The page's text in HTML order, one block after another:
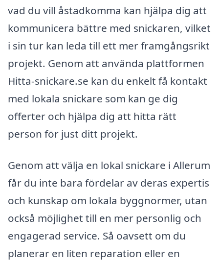
vad du vill åstadkomma kan hjälpa dig att
kommunicera bättre med snickaren, vilket
i sin tur kan leda till ett mer framgångsrikt
projekt. Genom att använda plattformen
Hitta-snickare.se kan du enkelt få kontakt
med lokala snickare som kan ge dig
offerter och hjälpa dig att hitta rätt
person för just ditt projekt.
Genom att välja en lokal snickare i Allerum
får du inte bara fördelar av deras expertis
och kunskap om lokala byggnormer, utan
också möjlighet till en mer personlig och
engagerad service. Så oavsett om du
planerar en liten reparation eller en